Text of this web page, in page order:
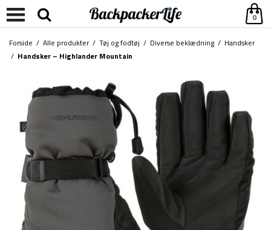
0
Forside / Alle produkter/ Tøj og fodtøj / Diverse beklædning / Handsker
/ Handsker – Highlander Mountain